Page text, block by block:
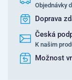
Objednávky
Doprava
Česká
K našim
Možnost